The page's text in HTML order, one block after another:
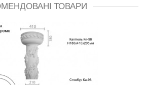
ТОВАРИ